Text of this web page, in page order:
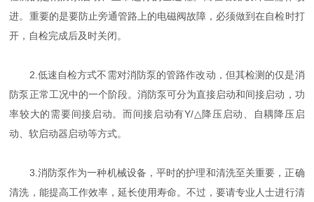
进。重要的是要防止旁通管路上的电磁阀故障，必须做到在自检时打
开，自检完成后及时关闭。
2.低速自检方式不需对消防泵的管路作改动，但其检测的仅是消
防泵正常工况中的一个阶段。消防泵可分为直接启动和间接启动，功
率较大的需要间接启动。而间接启动有Y/△降压启动、自耦降压启
动、软启动器启动等方式。
3.消防泵作为一种机械设备，平时的护理和清洗至关重要，正确
清洗，能提高工作效率，延长使用寿命。不过，要请专业人士进行清